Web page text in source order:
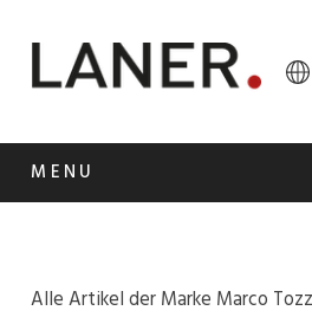
MENU
Alle Artikel der Marke Marco